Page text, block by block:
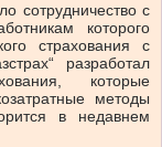
сотрудничество с
которого
страхования с
разработал
которые
методы
в недавнем